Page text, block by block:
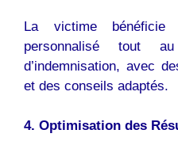
La victime
personnalisé tout
d’indemnisation, avec
et des conseils adaptés.
4. Optimisation des